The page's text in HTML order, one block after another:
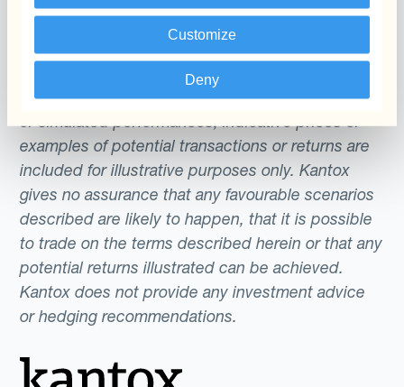
Customize
Deny
The content of this website does not constitute
an offer or a solicitation to engage in any trading
strategy or the purchase or sale of any financial
instrument. Any scenarios, assumptions, historical
or simulated performances, indicative prices or
examples of potential transactions or returns are
included for illustrative purposes only. Kantox
gives no assurance that any favourable scenarios
described are likely to happen, that it is possible
to trade on the terms described herein or that any
potential returns illustrated can be achieved.
Kantox does not provide any investment advice
or hedging recommendations.